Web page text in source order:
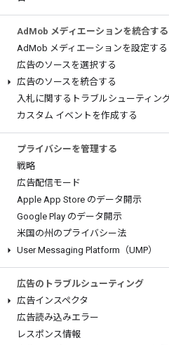
Ad Mob メディエーションを統合する
AdMob メディエーションを設定する
広告のソースを選択する
広告のソースを統合する
入札に関するトラブルシューティン
カスタム イベントを作成する
プライバシーを管理する
戦略
広告配信モード
Apple App Store のデータ開示
Google Play のデータ開示
米国の州のプライバシー法
User Messaging Platform（UMP）
広告のトラブルシューティング
広告インスペクタ
広告読み込みエラー
レスポンス情報